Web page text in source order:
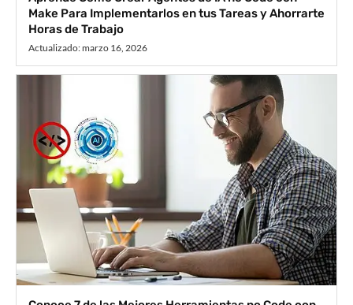
Make Para Implementarlos en tus Tareas y Ahorrarte
Horas de Trabajo
Actualizado:marzo 16, 2026